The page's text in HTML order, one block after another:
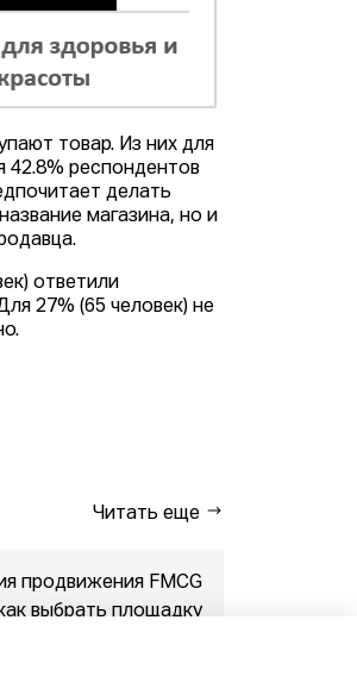
товар. Из них для
42.8% респондентов
делать
магазина, но и
ответили
27% (65 человек) не
Читать еще
продвижения FMCG
выбрать площадку